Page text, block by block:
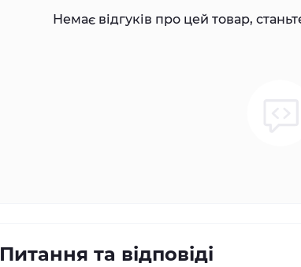
Немає відгуків про цей товар,
Питання та відповіді